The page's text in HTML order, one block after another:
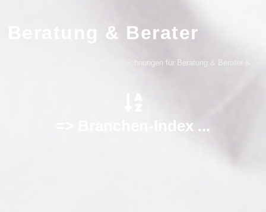
Beratung & Berater
Siegel, Zertifikat, Award und Auszeichnungen für Beratung & Berater &
=> Branchen-Index ...